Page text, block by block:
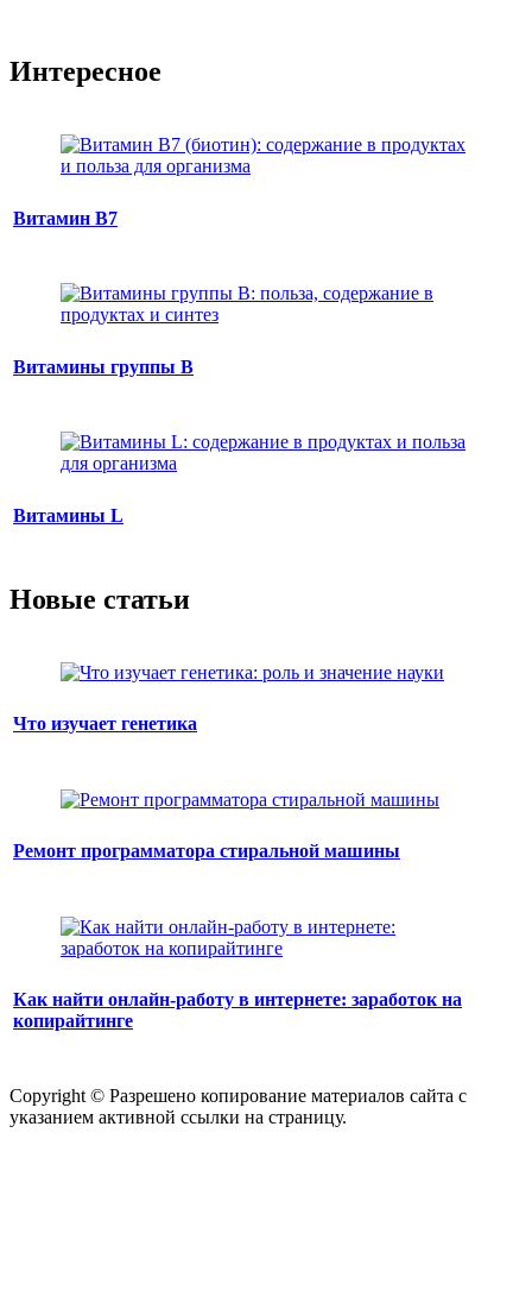
Интересное
Витамин B7
Витамины группы B
Витамины L
Новые статьи
Что изучает генетика
Ремонт программатора стиральной машины
Как найти онлайн-работу в интернете: заработок на
копирайтинге
Copyright © Разрешено копирование материалов сайта с
указанием активной ссылки на страницу.